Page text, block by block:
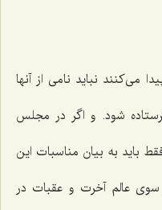
می‌کنند نباید نامی از آنها
شود. و اگر در مجلس
به بیان مناسبات این
عالم آخرت و عقبات در